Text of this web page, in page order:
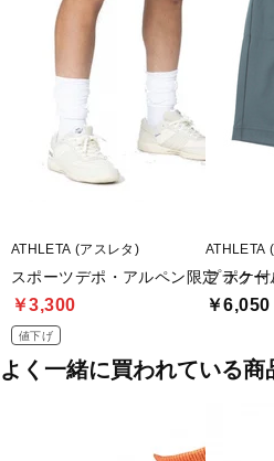
ATHLETA (アスレタ)
スポーツデポ・アルペン限定 ポケ
￥3,300
値下げ
ATHLETA
プラクー
￥6,050
よく一緒に買われている商